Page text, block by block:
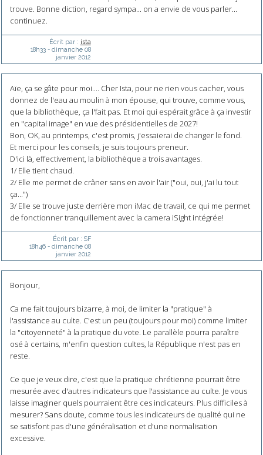
trouve. Bonne diction, regard sympa... on a envie de vous parler...
continuez.
Écrit par : ista
18h33- dimanche 08
janvier 2012
Aïe, ça se gâte pour moi.... Cher Ista, pour ne rien vous cacher, vous
donnez de l'eau au moulin à mon épouse, qui trouve, comme vous,
que la bibliothèque, ça l'fait pas. Et moi qui espérait grâce à ça investir
en "capital image" en vue des présidentielles de 2027!
Bon, OK, au printemps, c'est promis, j'essaierai de changer le fond.
Et merci pour les conseils, je suis toujours preneur.
D'ici là, effectivement, la bibliothèque a trois avantages.
1/ Elle tient chaud.
2/ Elle me permet de crâner sans en avoir l'air ("oui, oui, j'ai lu tout
ça...")
3/ Elle se trouve juste derrière mon iMac de travail, ce qui me permet
de fonctionner tranquillement avec la camera iSight intégrée!
Écrit par : SF
18h46- dimanche 08
janvier 2012
Bonjour,
Ca me fait toujours bizarre, à moi, de limiter la "pratique" à
l'assistance au culte. C'est un peu (toujours pour moi) comme limiter
la "citoyenneté" à la pratique du vote. Le parallèle pourra paraître
osé à certains, m'enfin question cultes, la République n'est pas en
reste.
Ce que je veux dire, c'est que la pratique chrétienne pourrait être
mesurée avec d'autres indicateurs que l'assistance au culte. Je vous
laisse imaginer quels pourraient être ces indicateurs. Plus difficiles à
mesurer? Sans doute, comme tous les indicateurs de qualité qui ne
se satisfont pas d'une généralisation et d'une normalisation
excessive.